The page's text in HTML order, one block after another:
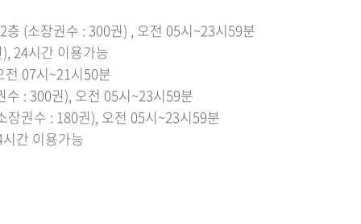
(소장권수 : 300권) , 오전 05시~23시59분
24시간 이용가능
전 07시~21시50분
: 300권), 오전 05시~23시59분
권수 : 180권), 오전 05시~23시59분
간 이용가능